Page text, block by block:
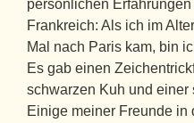
persönlichen
Frankreich: Als ich im
Mal nach Paris kam, bin
Es gab einen
schwarzen Kuh und
Einige meiner Freunde in